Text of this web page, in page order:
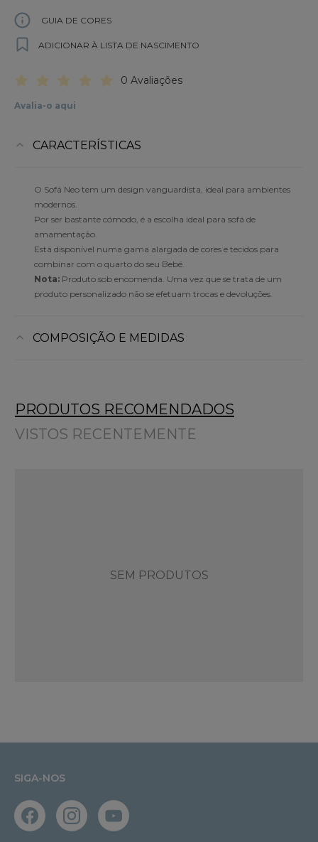
GUIA DE CORES
ADICIONAR À LISTA DE NASCIMENTO
0 Avaliações
Avalia-o aqui
CARACTERÍSTICAS
O Sofá Neo tem um design vanguardista, ideal para ambientes
modernos.
Por ser bastante cómodo, é a escolha ideal para sofá de
amamentação.
Está disponível numa gama alargada de cores e tecidos para
combinar com o quarto do seu Bebé.
Nota: Produto sob encomenda. Uma vez que se trata de um
produto personalizado não se efetuam trocas e devoluções.
COMPOSIÇÃO E MEDIDAS
PRODUTOS RECOMENDADOS
VISTOS RECENTEMENTE
SEM PRODUTOS
SIGA-NOS